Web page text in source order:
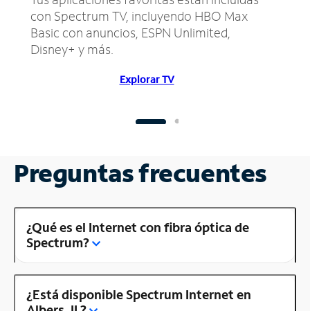
con Spectrum TV, incluyendo HBO Max
Basic con anuncios, ESPN Unlimited,
Disney+ y más.
Explorar TV
Preguntas frecuentes
¿Qué es el Internet con fibra óptica de
Spectrum?
¿Está disponible Spectrum Internet en